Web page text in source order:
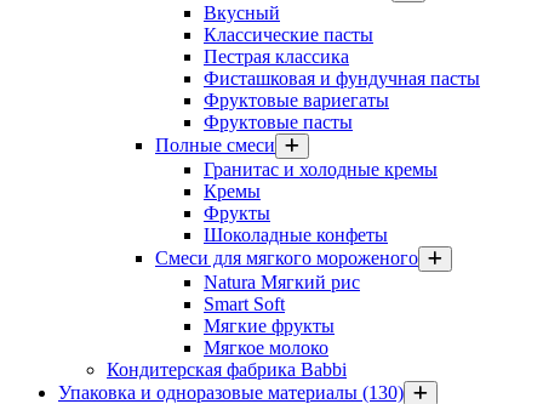
Вкусный
Классические пасты
Пестрая классика
Фисташковая и фундучная пасты
Фруктовые вариегаты
Фруктовые пасты
Полные смеси
Гранитас и холодные кремы
Кремы
Фрукты
Шоколадные конфеты
Смеси для мягкого мороженого
Natura Мягкий рис
Smart Soft
Мягкие фрукты
Мягкое молоко
Кондитерская фабрика Babbi
Упаковка и одноразовые материалы (130)